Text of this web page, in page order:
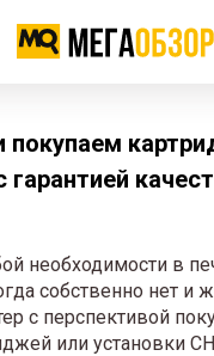
покупаем
необходимости в
собственно нет и
с перспективой
или установки